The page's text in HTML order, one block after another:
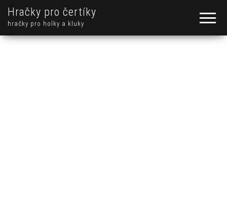
Hračky pro čertíky
hračky pro holky a kluky